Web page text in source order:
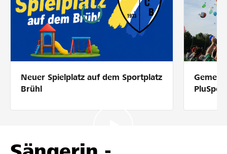
Parrainer
Soutien & assistance
Partenaires / Banques Raiffeisen
Se connecter
Trouvez des projets et des organisations
Neuer Spielplatz auf dem Sportplatz
Brühl